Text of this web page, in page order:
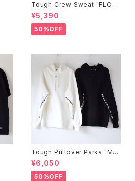
Tough Crew Sweat "FLOC
K"
¥5,390
50%OFF
Tough Pullover Parka "ME
SSAGE"
¥6,050
50%OFF